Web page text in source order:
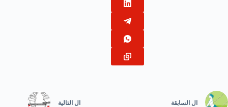
ال السابقة ال التالية